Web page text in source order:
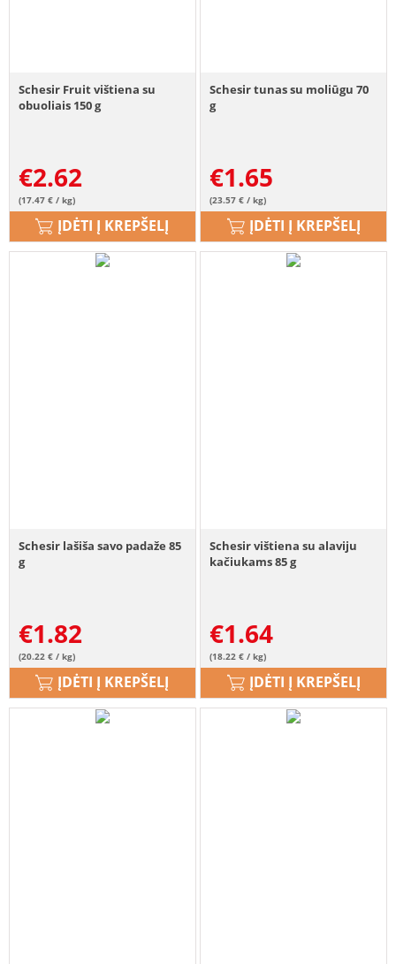
Schesir Fruit vištiena su
obuoliais 150 g
€2.62
(17.47 € / kg)
ĮDĖTI Į KREPŠELĮ
Schesir tunas su moliūgu 70
g
€1.65
(23.57 € / kg)
ĮDĖTI Į KREPŠELĮ
Schesir lašiša savo padaže 85
g
€1.82
(20.22 € / kg)
ĮDĖTI Į KREPŠELĮ
Schesir vištiena su alaviju
kačiukams 85 g
€1.64
(18.22 € / kg)
ĮDĖTI Į KREPŠELĮ